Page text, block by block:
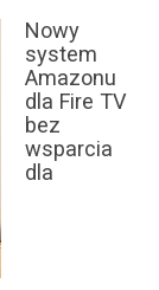
Nowy
system
Amazonu
dla Fire TV
bez
wsparcia
dla